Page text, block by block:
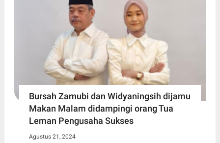
Bursah Zarnubi dan Widyaningsih dijamu
Makan Malam didampingi orang Tua
Leman Pengusaha Sukses
Agustus 21, 2024